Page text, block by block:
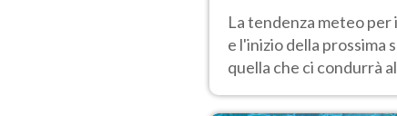
pausa. Ecco dove
La tendenza meteo per
e l'inizio della prossima
quella che ci condurrà al
temperature molto